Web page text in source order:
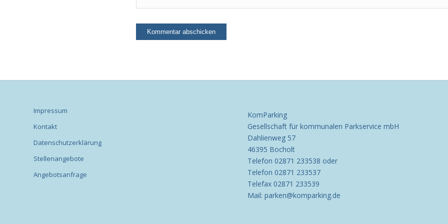
Impressum
Kontakt
Datenschutzerklärung
Stellenangebote
Angebotsanfrage
KomParking
Gesellschaft für kommunalen Parkservice mbH
Dahlienweg 57
46395 Bocholt
Telefon 02871 233538 oder
Telefon 02871 233537
Telefax 02871 233539
Mail: parken@komparking.de